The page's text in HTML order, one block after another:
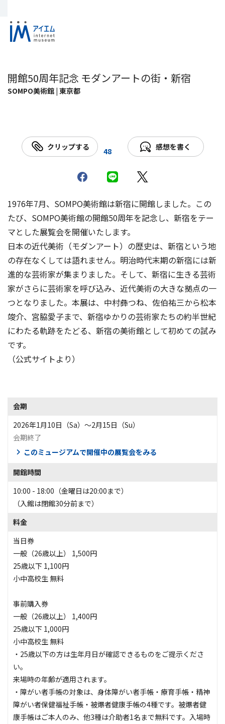
開館50周年記念 モダンアートの街・新宿
SOMPO美術館 | 東京都
クリップする 48 感想を書く
1976年7月、SOMPO美術館は新宿に開館しました。この
たび、SOMPO美術館の開館50周年を記念し、新宿をテー
マとした展覧会を開催いたします。
日本の近代美術（モダンアート）の歴史は、新宿という地
の存在なくしては語れません。明治時代末期の新宿には新
進的な芸術家が集まりました。そして、新宿に生きる芸術
家がさらに芸術家を呼び込み、近代美術の大きな拠点の一
つとなりました。本展は、中村彝つね、佐伯祐三から松本
竣介、宮脇愛子まで、新宿ゆかりの芸術家たちの約半世紀
にわたる軌跡をたどる、新宿の美術館として初めての試み
です。
（公式サイトより）
会期
2026年1月10日（Sa）〜2月15日（Su）
会期終了
このミュージアムで開催中の展覧会をみる
開館時間
10:00 - 18:00（金曜日は20:00まで）
（入館は閉館30分前まで）
料金
当日券
一般（26歳以上） 1,500円
25歳以下 1,100円
小中高校生 無料
事前購入券
一般（26歳以上） 1,400円
25歳以下 1,000円
小中高校生 無料
・25歳以下の方は生年月日が確認できるものをご提示くださ
い。
来場時の年齢が適用されます。
・障がい者手帳の対象は、身体障がい者手帳・療育手帳・精神
障がい者保健福祉手帳・被爆者健康手帳の4種です。被爆者健
康手帳はご本人のみ、他3種は介助者1名まで無料です。入場時